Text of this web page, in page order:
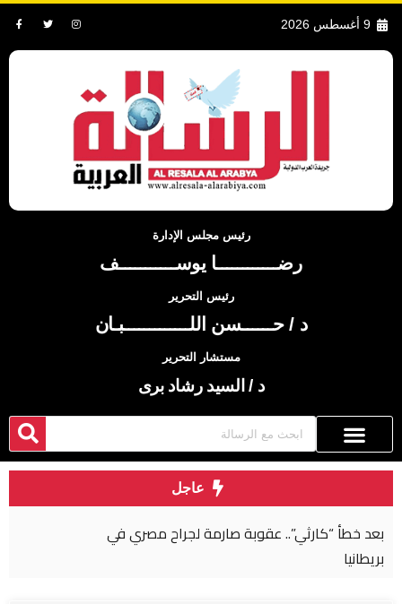
9 أغسطس 2026
رئيس مجلس الإدارة
رضــــــــــــا يوســـــــــــف
رئيس التحرير
د / حــــــسن اللـــــــــــــبـان
مستشار التحرير
د / السيد رشاد برى
عاجل
بعد خطأ “كارثي”.. عقوبة صارمة لجراح مصري في
بريطانيا